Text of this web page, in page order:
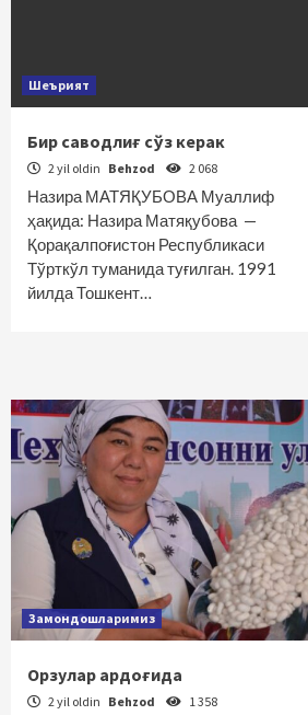
Шеърият
Бир саводлиғ сўз керак
2 yil oldin Behzod 2 068
Назира МАТЯҚУБОВА Муаллиф
ҳақида: Назира Матяқубова —
Қорақалпоғистон Республикаси
Тўрткўл туманида туғилган. 1991
йилда Тошкент…
Замондошларимиз
Орзулар ардоғида
2 yil oldin Behzod 1 358